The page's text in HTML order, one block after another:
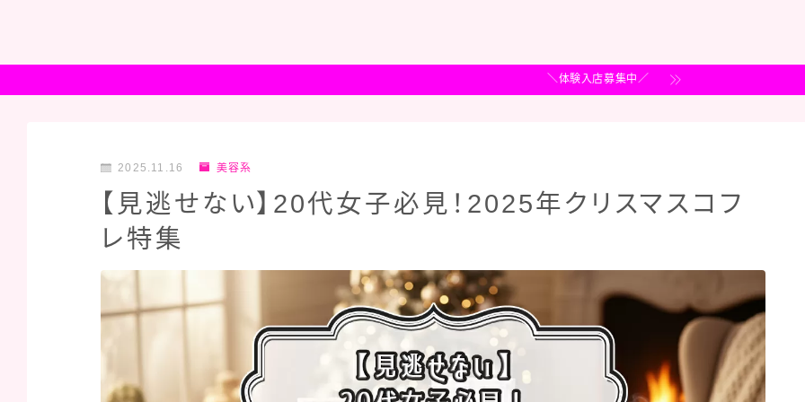
＼体験入店募集中／
2025.11.16 美容系
【見逃せない】20代女子必見！2025年クリスマスコフ
レ特集